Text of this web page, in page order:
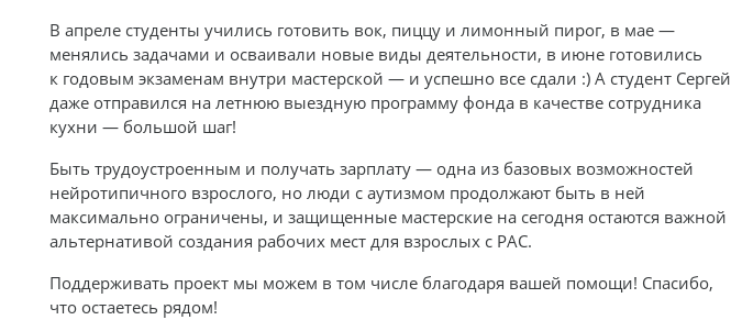
В апреле студенты учились готовить вок, пиццу и лимонный пирог, в мае —
менялись задачами и осваивали новые виды деятельности, в июне готовились
к годовым экзаменам внутри мастерской — и успешно все сдали :) А студент Сергей
даже отправился на летнюю выездную программу фонда в качестве сотрудника
кухни — большой шаг!
Быть трудоустроенным и получать зарплату — одна из базовых возможностей
нейротипичного взрослого, но люди с аутизмом продолжают быть в ней
максимально ограничены, и защищенные мастерские на сегодня остаются важной
альтернативой создания рабочих мест для взрослых с РАС.
Поддерживать проект мы можем в том числе благодаря вашей помощи! Спасибо,
что остаетесь рядом!